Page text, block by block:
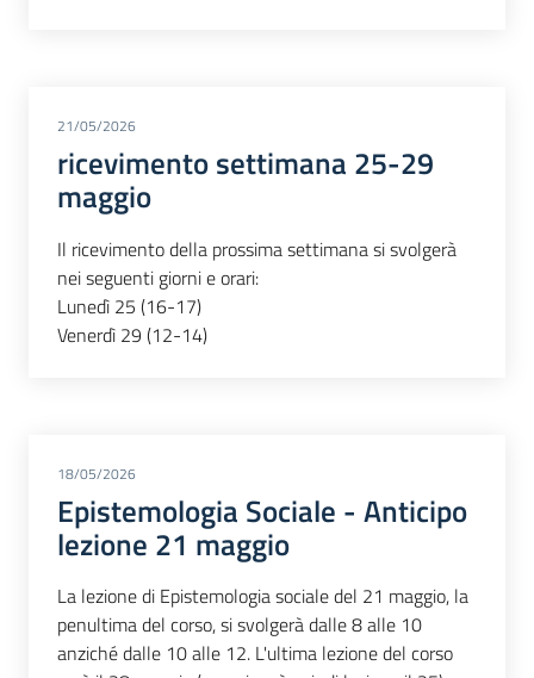
21/05/2026
ricevimento settimana 25-29
maggio
Il ricevimento della prossima settimana si svolgerà
nei seguenti giorni e orari:
Lunedì 25 (16-17)
Venerdì 29 (12-14)
18/05/2026
Epistemologia Sociale - Anticipo
lezione 21 maggio
La lezione di Epistemologia sociale del 21 maggio, la
penultima del corso, si svolgerà dalle 8 alle 10
anziché dalle 10 alle 12. L'ultima lezione del corso